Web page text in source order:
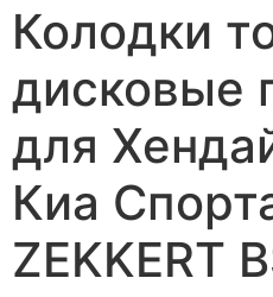
Колодки
дисковые
для
Киа
ZEKKERT